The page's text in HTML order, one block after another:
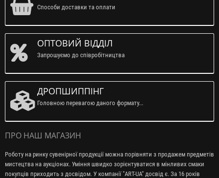
Способи доставки та оплати
ОПТОВИЙ ВІДДІЛ
Запрошуємо до співробітництва
ДРОПШИППІНГ
Головною перевагою даного формату...
ПРО НАШ МАГАЗИН
Роботу на ринку сувенірної продукції можна порівняти з продажем предметів
мистецтва на аукціонах. Уміння швидко зорієнтуватися в мінливих смаки
покупців приходить з досвідом. У компанії "ART-UA" досвід є. За 16 років